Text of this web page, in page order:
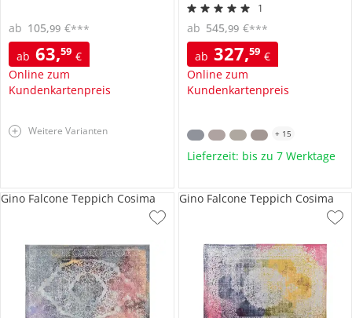
ab 63,59 €
Online zum
Kundenkartenpreis
ab 105,99 €***
Weitere Varianten
1
ab 327,59 €
Online zum
Kundenkartenpreis
ab 545,99 €***
+ 15
Lieferzeit: bis zu 7 Werktage
Gino Falcone Teppich Cosima Gino Falcone Teppich Cosima